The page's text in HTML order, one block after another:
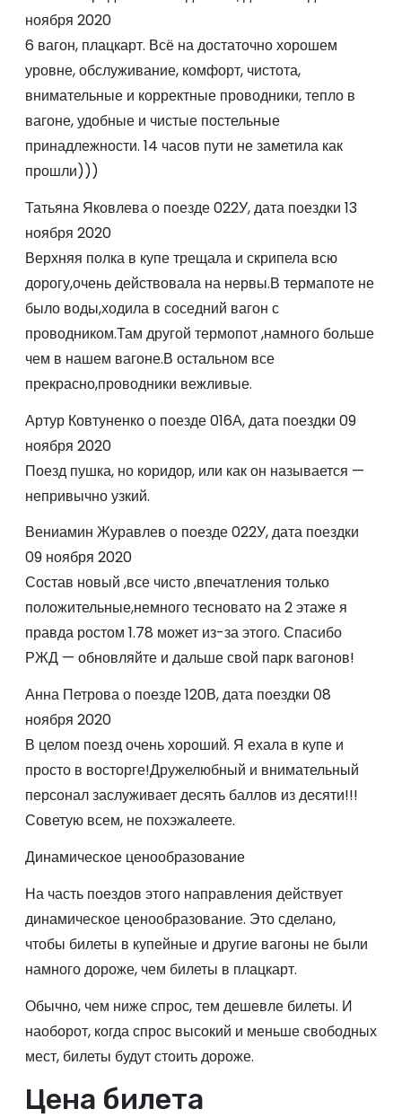
ноября 2020
6 вагон, плацкарт. Всё на достаточно хорошем
уровне, обслуживание, комфорт, чистота,
внимательные и корректные проводники, тепло в
вагоне, удобные и чистые постельные
принадлежности. 14 часов пути не заметила как
прошли)))
Татьяна Яковлева о поезде 022У, дата поездки 13
ноября 2020
Верхняя полка в купе трещала и скрипела всю
дорогу,очень действовала на нервы.В термапоте не
было воды,ходила в соседний вагон с
проводником.Там другой термопот ,намного больше
чем в нашем вагоне.В остальном все
прекрасно,проводники вежливые.
Артур Ковтуненко о поезде 016А, дата поездки 09
ноября 2020
Поезд пушка, но коридор, или как он называется —
непривычно узкий.
Вениамин Журавлев о поезде 022У, дата поездки
09 ноября 2020
Состав новый ,все чисто ,впечатления только
положительные,немного тесновато на 2 этаже я
правда ростом 1.78 может из-за этого. Спасибо
РЖД — обновляйте и дальше свой парк вагонов!
Анна Петрова о поезде 120В, дата поездки 08
ноября 2020
В целом поезд очень хороший. Я ехала в купе и
просто в восторге!Дружелюбный и внимательный
персонал заслуживает десять баллов из десяти!!!
Советую всем, не похэжалеете.
Динамическое ценообразование
На часть поездов этого направления действует
динамическое ценообразование. Это сделано,
чтобы билеты в купейные и другие вагоны не были
намного дороже, чем билеты в плацкарт.
Обычно, чем ниже спрос, тем дешевле билеты. И
наоборот, когда спрос высокий и меньше свободных
мест, билеты будут стоить дороже.
Цена билета